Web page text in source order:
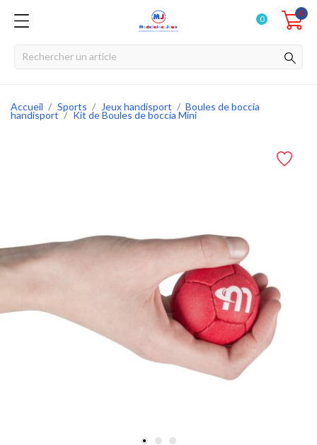
0
0
Accueil Sports Jeux handisport Boules de boccia
handisport Kit de Boules de boccia Mini